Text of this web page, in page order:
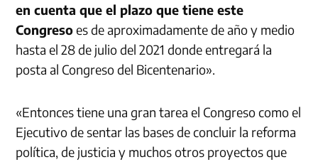
en cuenta que el plazo que tiene este
Congresoes de aproximadamente de año y medio
hasta el 28 de julio del 2021 donde entregará la
posta al Congreso del Bicentenario».
«Entonces tiene una gran tarea el Congreso como el
Ejecutivo de sentar las bases de concluir la reforma
política, de justicia y muchos otros proyectos que